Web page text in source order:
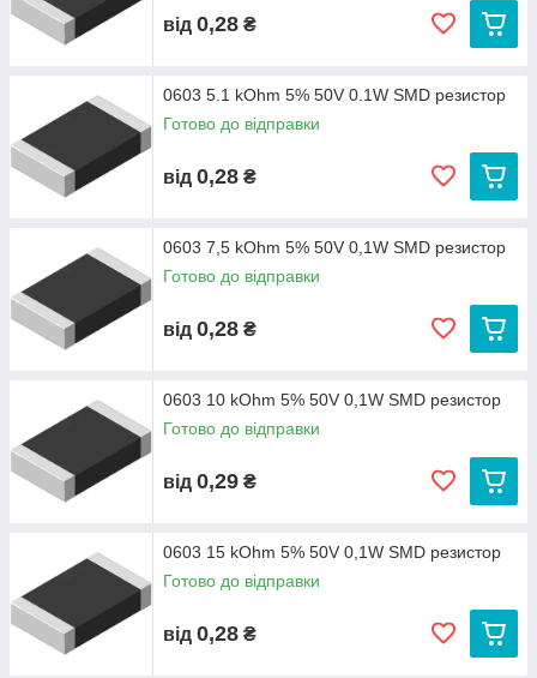
від 0,28 ₴
0603 5.1 kOhm 5% 50V 0.1W SMD резистор
Готово до відправки
від 0,28 ₴
0603 7,5 kOhm 5% 50V 0,1W SMD резистор
Готово до відправки
від 0,28 ₴
0603 10 kOhm 5% 50V 0,1W SMD резистор
Готово до відправки
від 0,29 ₴
0603 15 kOhm 5% 50V 0,1W SMD резистор
Готово до відправки
від 0,28 ₴